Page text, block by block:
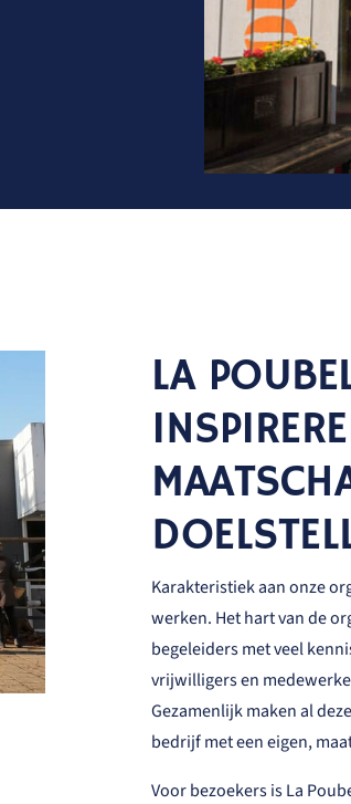
LA
Karakteristiek aan onze
werken. Het hart van de
begeleiders met veel
vrijwilligers en
Gezamenlijk maken al
bedrijf met een eigen,
Voor bezoekers is La